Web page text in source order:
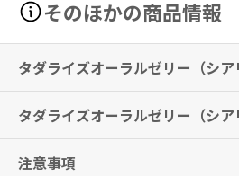
そのほかの商品情報
タダライズオーラルゼリー（シ
勃起不全（満足な性行為を行うに十分
※効果には個人差がありますことを予め
タダライズオーラルゼリー（シ
通常、成人には1日1回タダラフィルと
注意事項